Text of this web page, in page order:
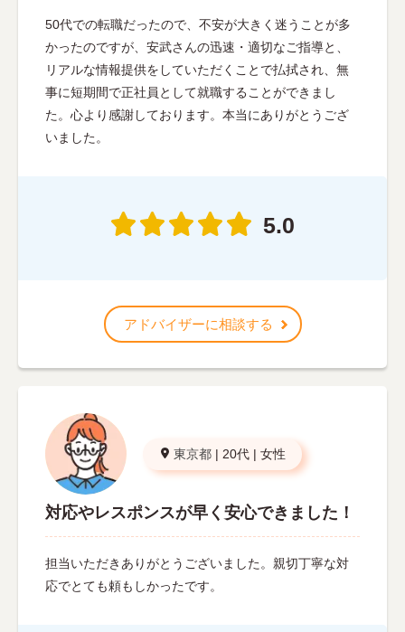
50代での転職だったので、不安が大きく迷うことが多
かったのですが、安武さんの迅速・適切なご指導と、
リアルな情報提供をしていただくことで払拭され、無
事に短期間で正社員として就職することができまし
た。心より感謝しております。本当にありがとうござ
いました。
5.0
アドバイザーに相談する
東京都 | 20代 | 女性
対応やレスポンスが早く安心できました！
担当いただきありがとうございました。親切丁寧な対
応でとても頼もしかったです。